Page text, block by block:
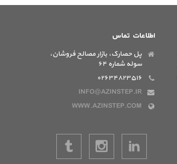
اطلاعات تماس
پل حصارک، بازار مصالح فروشان،
سوله شماره ۶۴
۰۲۶۳۴۸۲۳۵۱۶
INFO@AZINSTEP.IR
WWW.AZINSTEP.COM